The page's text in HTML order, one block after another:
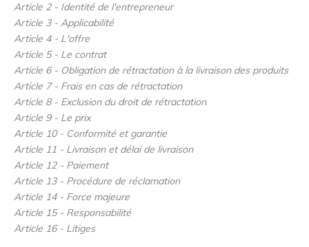
Article 2 - Identité de l'entrepreneur
Article 3 - Applicabilité
Article 4 - L'offre
Article 5 - Le contrat
Article 6 - Obligation de rétractation à la livraison des produits
Article 7 - Frais en cas de rétractation
Article 8 - Exclusion du droit de rétractation
Article 9 - Le prix
Article 10 - Conformité et garantie
Article 11 - Livraison et délai de livraison
Article 12 - Paiement
Article 13 - Procédure de réclamation
Article 14 - Force majeure
Article 15 - Responsabilité
Article 16 - Litiges